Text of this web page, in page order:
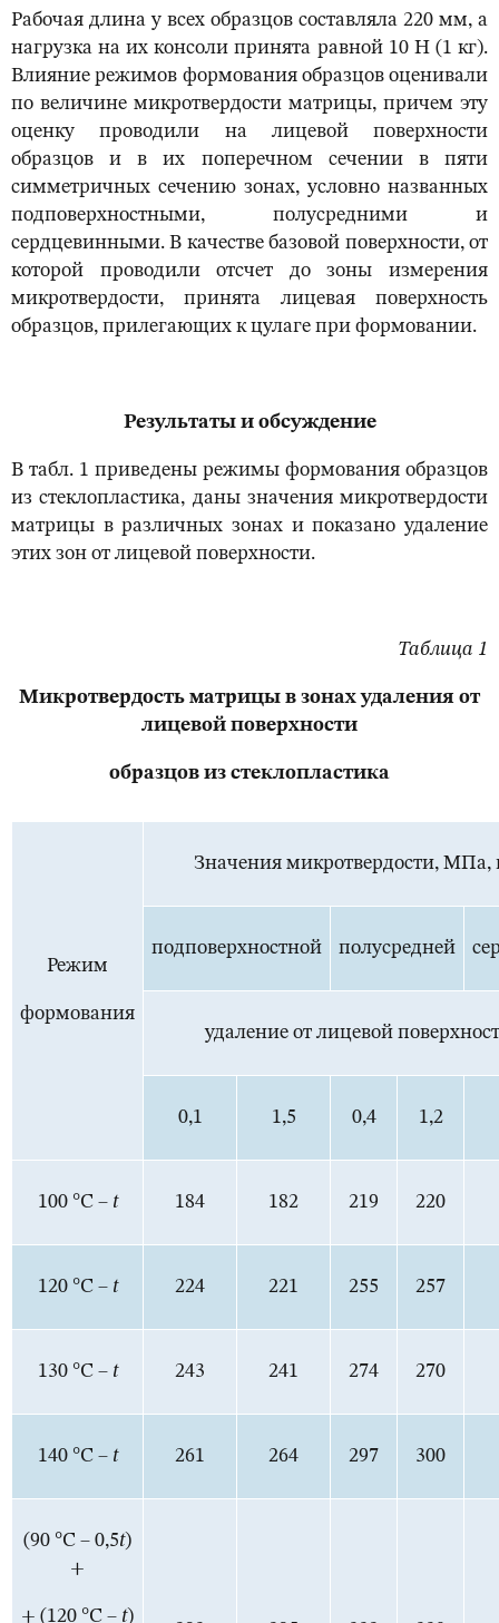
Рабочая длина у всех образцов составляла 220 мм, а
нагрузка на их консоли принята равной 10 Н (1 кг).
Влияние режимов формования образцов оценивали
по величине микротвердости матрицы, причем эту
оценку проводили на лицевой поверхности
образцов и в их поперечном сечении в пяти
симметричных сечению зонах, условно названных
подповерхностными, полусредними и
сердцевинными. В качестве базовой поверхности, от
которой проводили отсчет до зоны измерения
микротвердости, принята лицевая поверхность
образцов, прилегающих к цулаге при формовании.
Результаты и обсуждение
В табл. 1 приведены режимы формования образцов
из стеклопластика, даны значения микротвердости
матрицы в различных зонах и показано удаление
этих зон от лицевой поверхности.
Таблица 1
Микротвердость матрицы в зонах удаления от
лицевой поверхности
образцов из стеклопластика
Режим
формования
Значения микротвердости, МПа,
подповерхностной полусредней
удаление от лицевой
0,1 1,5 0,4 1,2
100 °С – t 184 182 219 220
120 °С – t 224 221 255 257
130 °С – t 243 241 274 270
140 °С – t 261 264 297 300
(90 °С – 0,5t)
+
+ (120 °С – t)